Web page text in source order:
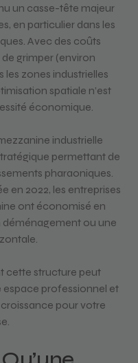
un casse-tête majeur
en particulier dans les
Avec des coûts
grimper (environ
zones industrielles
spatiale n’est
économique.
industrielle
permettant de
pharaoniques.
en 2022, les entreprises
ont économisé en
déménagement ou une
cette structure peut
professionnel et
pour votre